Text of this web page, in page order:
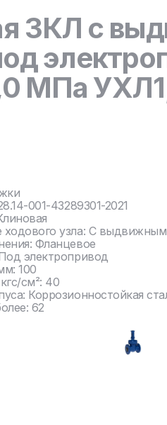
ЗКЛ с
МПа
001-43289301-2021
ходового узла: С
Фланцевое
электропривод
100
см²: 40
Коррозионностойкая
62